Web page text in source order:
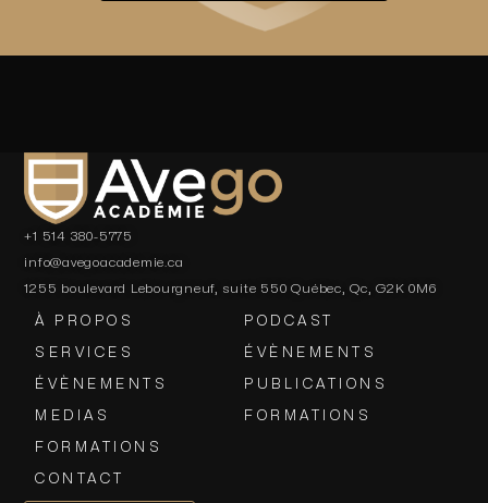
+1 514 380-5775
info@avegoacademie.ca
1255 boulevard Lebourgneuf, suite 550 Québec, Qc, G2K 0M6
À PROPOS
SERVICES
ÉVÈNEMENTS
MEDIAS
FORMATIONS
CONTACT
PODCAST
ÉVÈNEMENTS
PUBLICATIONS
FORMATIONS